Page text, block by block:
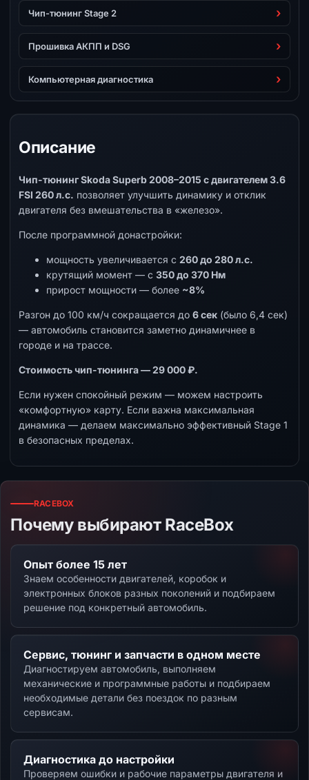
Чип-тюнинг Stage 2
Прошивка АКПП и DSG
Компьютерная диагностика
Описание
Чип-тюнинг Skoda Superb 2008–2015 с двигателем 3.6
FSI 260 л.с. позволяет улучшить динамику и отклик
двигателя без вмешательства в «железо».
После программной донастройки:
мощность увеличивается с 260 до 280 л.с.
крутящий момент — с 350 до 370 Нм
прирост мощности — более ~8%
Разгон до 100 км/ч сокращается до 6 сек (было 6,4 сек)
— автомобиль становится заметно динамичнее в
городе и на трассе.
Стоимость чип-тюнинга — 29 000 ₽.
Если нужен спокойный режим — можем настроить
«комфортную» карту. Если важна максимальная
динамика — делаем максимально эффективный Stage 1
в безопасных пределах.
RACEBOX
Почему выбирают RaceBox
Опыт более 15 лет
Знаем особенности двигателей, коробок и
электронных блоков разных поколений и подбираем
решение под конкретный автомобиль.
Сервис, тюнинг и запчасти в одном месте
Диагностируем автомобиль, выполняем
механические и программные работы и подбираем
необходимые детали без поездок по разным
сервисам.
Диагностика до настройки
Проверяем ошибки и рабочие параметры двигателя и